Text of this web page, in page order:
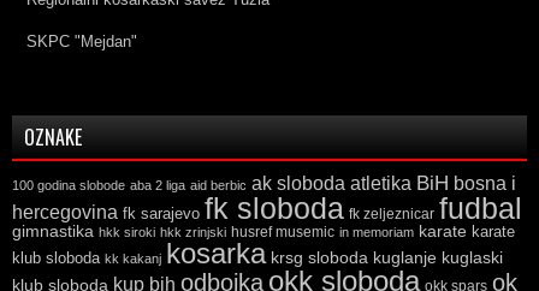
SKPC "Mejdan"
OZNAKE
100 godina slobode aba 2 liga aid berbic ak sloboda atletika BiH bosna i
hercegovina fk sarajevo fk sloboda fk zeljeznicar fudbal
gimnastika hkk siroki hkk zrinjski husref musemic in memoriam karate karate
klub sloboda kk kakanj kosarka krsg sloboda kuglanje kuglaski
klub sloboda kup bih odbojka okk sloboda okk spars ok